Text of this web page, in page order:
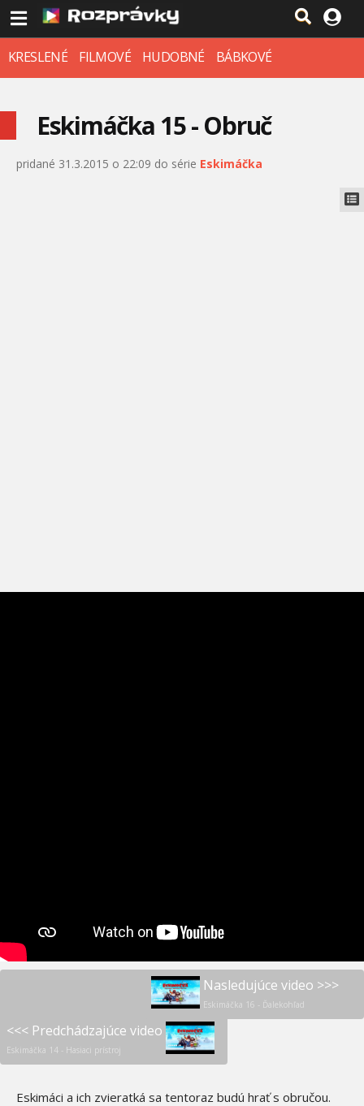
KRESLENÉ FILMOVÉ HUDOBNÉ BÁBKOVÉ
Eskimáčka 15 - Obruč
pridané 31.3.2015 o 22:09 do série Eskimáčka
Nasledujúce video >>>
Eskimáčka 16 - Ďalekohľad
<<< Predchádzajúce video
Eskimáčka 14 - Hasiaci prístroj
Eskimáci a ich zvieratká sa tentoraz budú hrať s obručou.